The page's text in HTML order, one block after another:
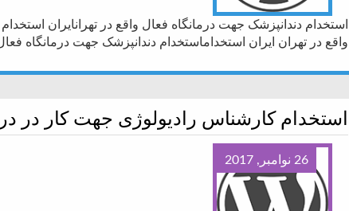
استخدام دندانپزشک جهت درمانگاه فعال واقع در تهرانایران
واقع در تهران ایران استخداماستخدام دندانپزشک جهت درمانگاه
استخدام کارشناس رادیولوژی جهت کار در
26 نوامبر, 2017